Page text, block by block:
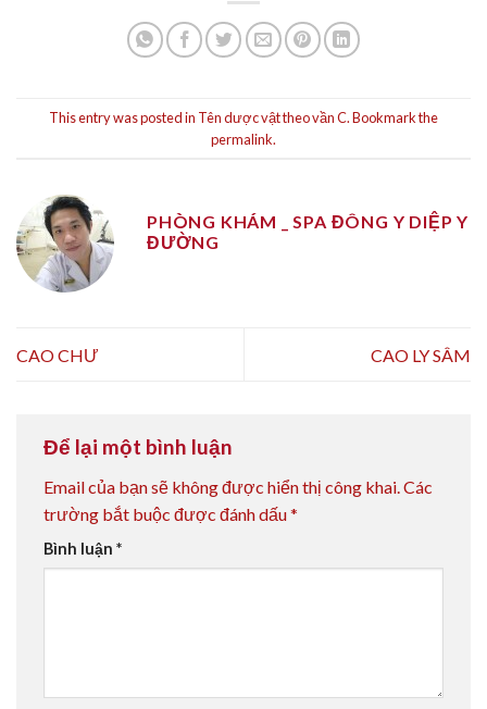
This entry was posted in Tên dược vật theo vần C. Bookmark the
permalink.
PHÒNG KHÁM _ SPA ĐÔNG Y DIỆP Y
ĐƯỜNG
CAO CHƯ CAO LY SÂM
Để lại một bình luận
Email của bạn sẽ không được hiển thị công khai.Các
trường bắt buộc được đánh dấu*
Bình luận *